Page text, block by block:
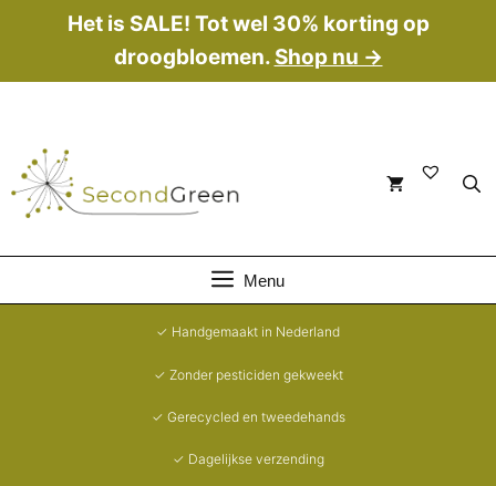
de
Het is SALE! Tot wel 30% korting op
droogbloemen. Shop nu →
Menu
✓ Handgemaakt in Nederland
✓ Zonder pesticiden gekweekt
✓ Gerecycled en tweedehands
✓ Dagelijkse verzending